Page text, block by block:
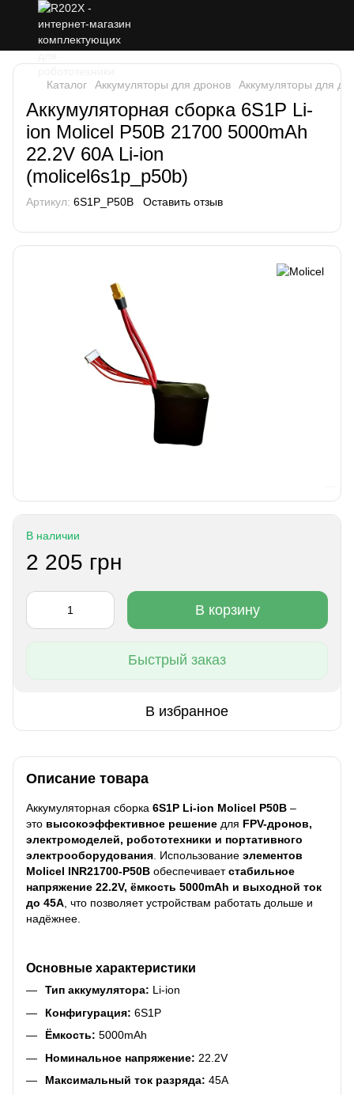
Каталог Аккумуляторы для дронов Аккумуляторы для
Аккумуляторная сборка 6S1P Li-
ion Molicel P50B 21700 5000mAh
22.2V 60A Li-ion
(molicel6s1p_p50b)
Артикул: 6S1P_P50B Оставить отзыв
В наличии
2 205 грн
В корзину
Быстрый заказ
В избранное
Описание товара
Аккумуляторная сборка 6S1P Li-ion Molicel P50B –
это высокоэффективное решение для FPV-дронов,
электромоделей, робототехники и портативного
электрооборудования . Использование элементов
Molicel INR21700-P50B обеспечиваетстабильное
напряжение 22.2V, ёмкость 5000mAh и выходной ток
до 45A , что позволяет устройствам работать дольше и
надёжнее.
Основные характеристики
Тип аккумулятора: Li-ion
Конфигурация: 6S1P
Ёмкость: 5000mAh
Номинальное напряжение: 22.2V
Максимальный ток разряда: 45A